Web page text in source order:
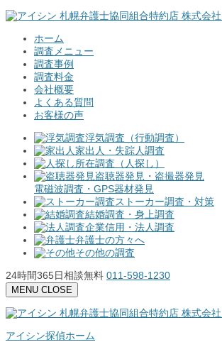
札幌弁護士協同組合特約店 株式会社
ホーム
調査メニュー
調査事例
調査料金
会社概要
よくある質問
お客様の声
浮気調査（行動調査）
家出人・失踪人調査
所在調査（人探し）
盗聴器発見・盗撮器発見
電磁波調査・GPS器材発見
ストーカー調査・対策
結婚調査・身上調査
企業信用・法人調査
弁護士の方々へ
その他の調査
24時間365日相談無料 011-598-1230
MENU CLOSE
札幌弁護士協同組合特約店 株式会社
アイシン探偵ホーム